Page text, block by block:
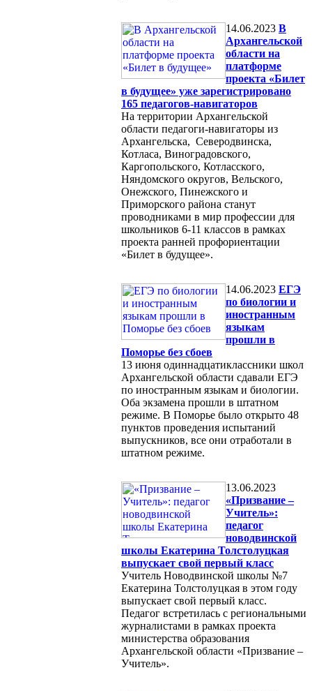
14.06.2023 В
Архангельской
области на
платформе
проекта «Билет
в будущее» уже зарегистрировано
165 педагогов-навигаторов
На территории Архангельской
области педагоги-навигаторы из
Архангельска, Северодвинска,
Котласа, Виноградовского,
Каргопольского, Котласского,
Няндомского округов, Вельского,
Онежского, Пинежского и
Приморского района станут
проводниками в мир профессии для
школьников 6-11 классов в рамках
проекта ранней профориентации
«Билет в будущее».
14.06.2023 ЕГЭ
по биологии и
иностранным
языкам
прошли в
Поморье без сбоев
13 июня одиннадцатиклассники школ
Архангельской области сдавали ЕГЭ
по иностранным языкам и биологии.
Оба экзамена прошли в штатном
режиме. В Поморье было открыто 48
пунктов проведения испытаний
выпускников, все они отработали в
штатном режиме.
13.06.2023
«Призвание –
Учитель»:
педагог
новодвинской
школы Екатерина Толстолуцкая
выпускает свой первый класс
Учитель Новодвинской школы №7
Екатерина Толстолуцкая в этом году
выпускает свой первый класс.
Педагог встретилась с региональными
журналистами в рамках проекта
министерства образования
Архангельской области «Призвание –
Учитель».